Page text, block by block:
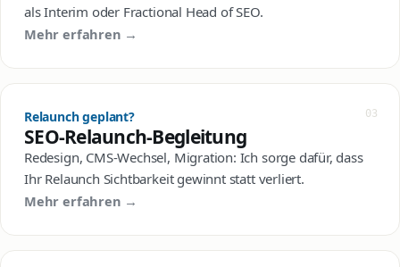
als Interim oder Fractional Head of SEO.
Mehr erfahren →
03
Relaunch geplant?
SEO-Relaunch-Begleitung
Redesign, CMS-Wechsel, Migration: Ich sorge dafür, dass
Ihr Relaunch Sichtbarkeit gewinnt statt verliert.
Mehr erfahren →